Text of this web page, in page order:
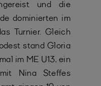
und die
dominierten im
Turnier. Gleich
stand Gloria
im ME U13, ein
Nina Steffes